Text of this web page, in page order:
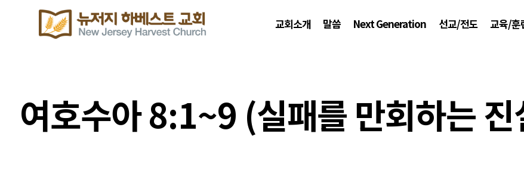
교회소개 말씀 Next Generation 선교/전도 교육/훈
여호수아 8:1~9 (실패를 만회하는 진